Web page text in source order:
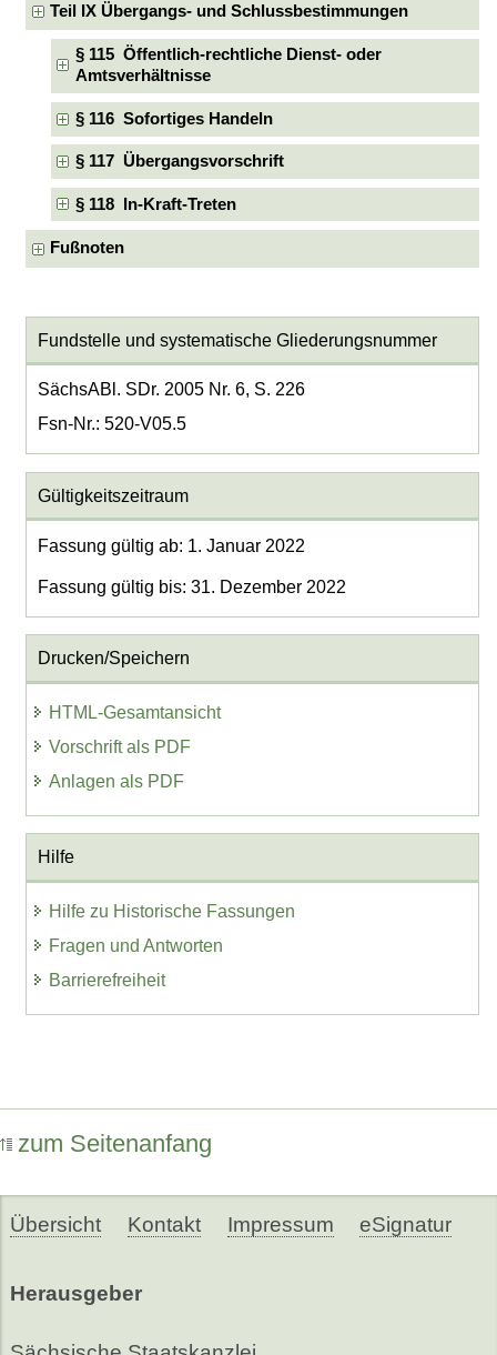
Teil IX Übergangs- und Schlussbestimmungen
§ 115 Öffentlich-rechtliche Dienst- oder
Amtsverhältnisse
§ 116 Sofortiges Handeln
§ 117 Übergangsvorschrift
§ 118 In-Kraft-Treten
Fußnoten
Fundstelle und systematische Gliederungsnummer
SächsABl. SDr. 2005 Nr. 6, S. 226
Fsn-Nr.: 520-V05.5
Gültigkeitszeitraum
Fassung gültig ab: 1. Januar 2022
Fassung gültig bis: 31. Dezember 2022
Drucken/Speichern
HTML-Gesamtansicht
Vorschrift als PDF
Anlagen als PDF
Hilfe
Hilfe zu Historische Fassungen
Fragen und Antworten
Barrierefreiheit
zum Seitenanfang
Übersicht Kontakt Impressum eSignatur
Herausgeber